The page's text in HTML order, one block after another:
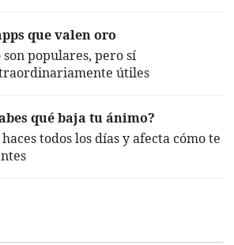
que valen oro
son populares, pero sí
útiles
qué baja tu ánimo?
todos los días y afecta cómo te